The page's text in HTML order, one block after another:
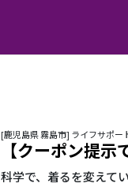
[鹿児島県 霧島市] ライフサポー
【クーポン提
科学で、着るを変えてい